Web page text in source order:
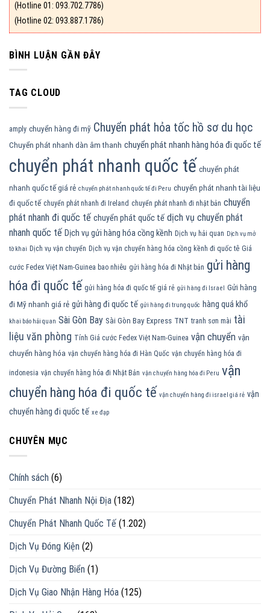
(Hotline 01: 093.702.7786)
(Hotline 02: 093.887.1786)
BÌNH LUẬN GẦN ĐÂY
TAG CLOUD
amply chuyển hàng đi mỹ Chuyển phát hỏa tốc hồ sơ du học
Chuyển phát nhanh dàn âm thanh chuyển phát nhanh hàng hóa đi quốc tế
chuyển phát nhanh quốc tế chuyển phát
nhanh quốc tế giá rẻ chuyển phát nhanh quốc tế đi Peru chuyển phát nhanh tài liệu
đi quốc tế chuyển phát nhanh đi Ireland chuyển phát nhanh đi nhật bản chuyển
phát nhanh đi quốc tế chuyển phát quốc tế dịch vụ chuyển phát
nhanh quốc tế Dịch vụ gửi hàng hóa cồng kềnh Dịch vụ hải quan Dịch vụ mở
tờ khai Dịch vụ vận chuyển Dịch vụ vận chuyển hàng hóa cồng kềnh đi quốc tê Giá
cước Fedex Việt Nam-Guinea bao nhiêu gửi hàng hóa đi Nhật bản gửi hàng
hóa đi quốc tế gửi hàng hóa đi quốc tế giá rẻ gửi hàng đi Israel Gửi hàng
đi Mỹ nhanh giá rẻ gửi hàng đi quốc tế gửi hàng đi trung quốc hàng quá khổ
khai báo hải quan Sài Gòn Bay Sài Gòn Bay Express TNT tranh sơn mài tài
liệu văn phòng Tính Giá cước Fedex Việt Nam-Guinea vận chuyển vận
chuyển hàng hóa vận chuyển hàng hóa đi Hàn Quốc vận chuyển hàng hóa đi
indonesia vận chuyển hàng hóa đi Nhật Bản vận chuyển hàng hóa đi Peru vận
chuyển hàng hóa đi quốc tế vận chuyển hàng đi israel giá rẻ vận
chuyển hàng đi quốc tế xe đạp
CHUYÊN MỤC
Chính sách (6)
Chuyển Phát Nhanh Nội Địa (182)
Chuyển Phát Nhanh Quốc Tế (1.202)
Dịch Vụ Đóng Kiện (2)
Dịch Vụ Đường Biển (1)
Dịch Vụ Giao Nhận Hàng Hóa (125)